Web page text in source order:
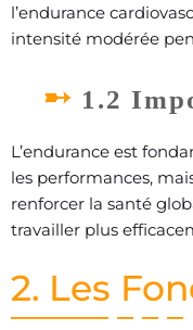
l’endurance
intensité modérée
1.2
L’endurance est
les performances,
renforcer la santé
travailler plus
2. Les